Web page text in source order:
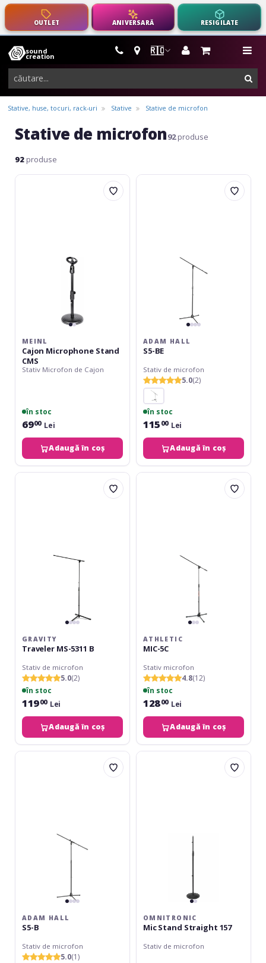
OUTLET ANIVERSARĂ RESIGILATE
🇷🇴
sound
creation
instrumente
muzicale,
echipamente
pro-
audio
Stative, huse, tocuri, rack-uri Stative Stative de microfon
Stative de microfon92produse
92 produse
Meinl
MEINL
Cajon Microphone Stand
CMS
Stativ Microfon de Cajon
în stoc
6900 Lei
Adaugă în coș
Adam
ADAM HALL
S5-BE
Stativ de microfon
5.0(2)
în stoc
115 00 Lei
Adaugă în coș
Gravity
GRAVITY
Traveler MS-5311 B
Stativ de microfon
5.0(2)
în stoc
11900 Lei
Adaugă în coș
Athletic
ATHLETIC
MIC-5C
Stativ microfon
4.8(12)
în stoc
12800 Lei
Adaugă în coș
Adam
ADAM HALL
S5-B
Stativ de microfon
5.0(1)
Omnitronic
OMNITRONIC
Mic Stand Straight 157
Stativ de microfon